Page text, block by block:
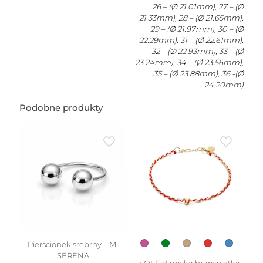
26 – (Ø 21.01mm), 27 – (Ø
21.33mm), 28 – (Ø 21.65mm),
29 – (Ø 21.97mm), 30 – (Ø
22.29mm), 31 – (Ø 22.61mm),
32 – (Ø 22.93mm), 33 – (Ø
23.24mm), 34 – (Ø 23.56mm),
35 – (Ø 23.88mm), 36 -(Ø
24.20mm)
Podobne produkty
Pierścionek srebrny – M-
SERENA